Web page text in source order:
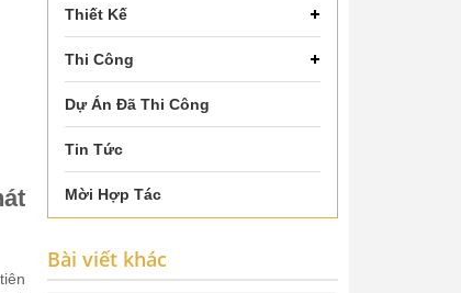
Thiết Kế
Thi Công
Dự Án Đã Thi Công
Tin Tức
Mời Hợp Tác
Bài viết khác